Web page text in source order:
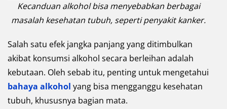
Kecanduan alkohol bisa menyebabkan berbagai
masalah kesehatan tubuh, seperti penyakit kanker.
Salah satu efek jangka panjang yang ditimbulkan
akibat konsumsi alkohol secara berleihan adalah
kebutaan. Oleh sebab itu, penting untuk mengetahui
bahaya alkohol yang bisa mengganggu kesehatan
tubuh, khususnya bagian mata.